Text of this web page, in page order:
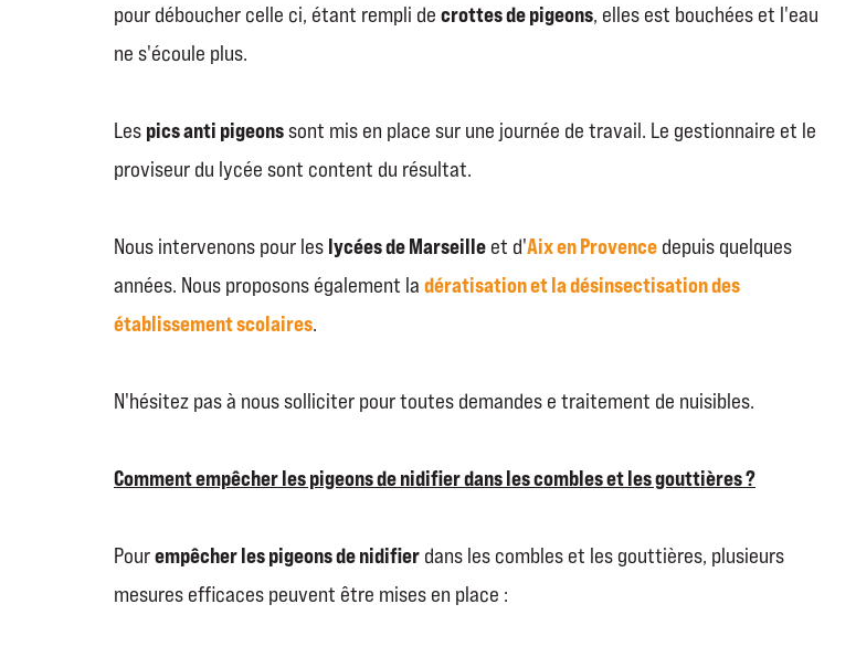
pour déboucher celle ci, étant rempli de crottes de pigeons, elles est bouchées et l'eau
ne s'écoule plus.
Les pics anti pigeonssont mis en place sur une journée de travail. Le gestionnaire et le
proviseur du lycée sont content du résultat.
Nous intervenons pour les lycées de Marseille et d'Aix en Provence depuis quelques
années. Nous proposons également la dératisation et la désinsectisation des
établissement scolaires.
N'hésitez pas à nous solliciter pour toutes demandes e traitement de nuisibles.
Comment empêcher les pigeons de nidifier dans les combles et les gouttières ?
Pourempêcher les pigeons de nidifier dans les combles et les gouttières, plusieurs
mesures efficaces peuvent être mises en place :